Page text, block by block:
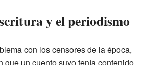
y el periodismo
con los censores de la época,